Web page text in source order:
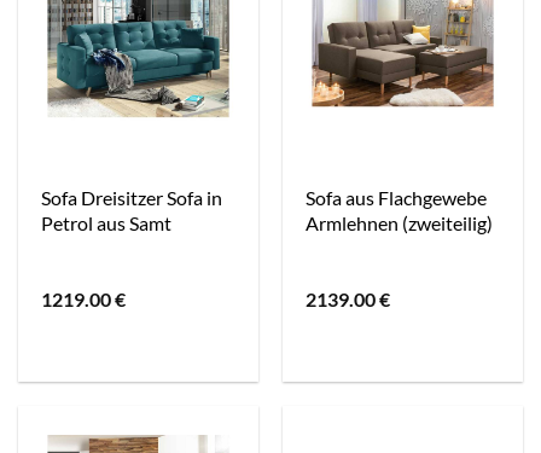
Sofa Dreisitzer Sofa in
Petrol aus Samt
1219.00€
Sofa aus Flachgewebe
Armlehnen (zweiteilig)
2139.00€